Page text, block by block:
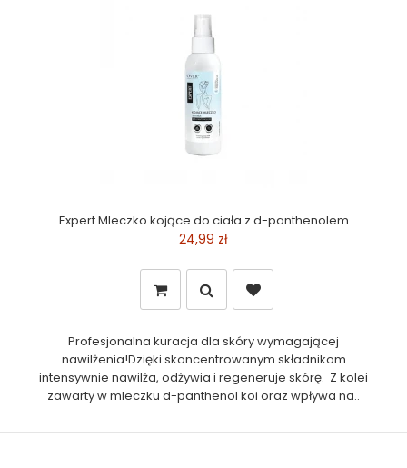
Expert Mleczko kojące do ciała z d-panthenolem
24,99 zł
Profesjonalna kuracja dla skóry wymagającej
nawilżenia!Dzięki skoncentrowanym składnikom
intensywnie nawilża, odżywia i regeneruje skórę. Z kolei
zawarty w mleczku d-panthenol koi oraz wpływa na..